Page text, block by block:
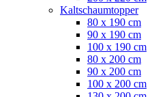
Kaltschaumtopper
80 x 190 cm
90 x 190 cm
100 x 190 cm
80 x 200 cm
90 x 200 cm
100 x 200 cm